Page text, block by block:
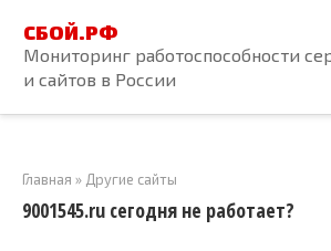
контенту
СБОЙ.РФ
Мониторинг работоспособности
и сайтов в России
Главная » Другие сайты
9001545.ru сегодня не работает?